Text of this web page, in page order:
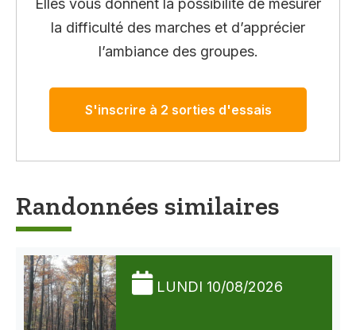
la difficulté des marches et d’apprécier
l’ambiance des groupes.
S'inscrire à 2 sorties d'essais
Randonnées similaires
LUNDI 10/08/2026